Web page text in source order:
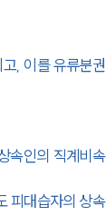
, 이를 유류분권
속인의 직계비속
피대습자의 상속